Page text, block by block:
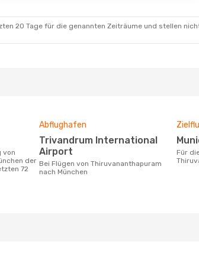
20 Tage für die genannten Zeiträume und stellen
der
72
Abflughafen
Trivandrum International
Airport
Bei Flügen von Thiruvananthapuram
nach München
Für die Strecke von